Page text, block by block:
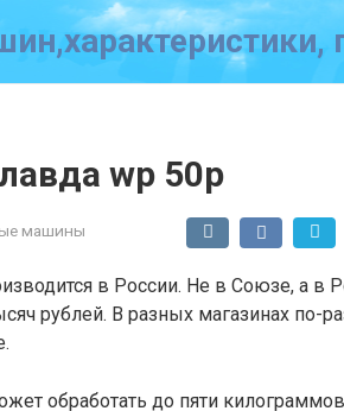
wp 50p
машины
в России. Не в Союзе, а в
рублей. В разных магазинах по-
обработать до пяти